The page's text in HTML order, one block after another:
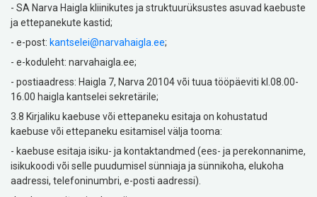
- SA Narva Haigla kliinikutes ja struktuurüksustes asuvad kaebuste
ja ettepanekute kastid;
- e-post: kantselei@narvahaigla.ee;
- e-koduleht: narvahaigla.ee;
- postiaadress: Haigla 7, Narva 20104 või tuua tööpäeviti kl.08.00-
16.00 haigla kantselei sekretärile;
3.8 Kirjaliku kaebuse või ettepaneku esitaja on kohustatud
kaebuse või ettepaneku esitamisel välja tooma:
- kaebuse esitaja isiku- ja kontaktandmed (ees- ja perekonnanime,
isikukoodi või selle puudumisel sünniaja ja sünnikoha, elukoha
aadressi, telefoninumbri, e-posti aadressi).